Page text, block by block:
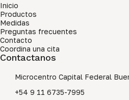
Inicio
Productos
Medidas
Preguntas frecuentes
Contacto
Coordina una cita
Contactanos
Microcentro Capital Federal
+54 9 11 6735-7995